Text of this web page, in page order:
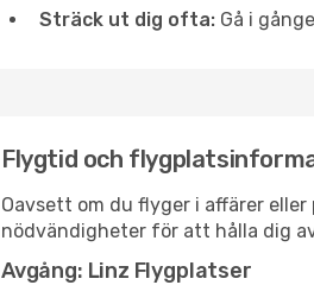
Sträck ut dig ofta: Gå i
Flygtid och
Oavsett om du flyger i affärer
nödvändigheter för att hålla dig
Avgång: Linz Flygplatser